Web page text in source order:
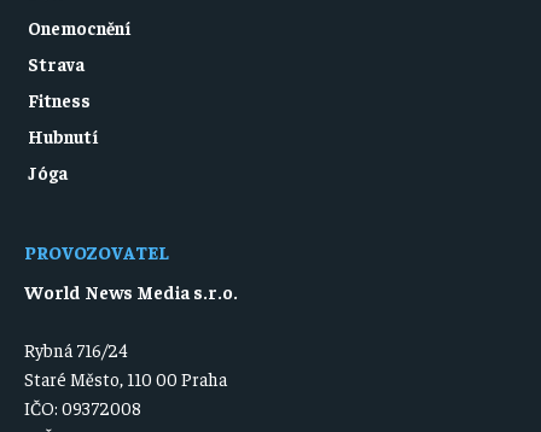
Onemocnění
Strava
Fitness
Hubnutí
Jóga
PROVOZOVATEL
World News Media s.r.o.
Rybná 716/24
Staré Město, 110 00 Praha
IČO: 09372008